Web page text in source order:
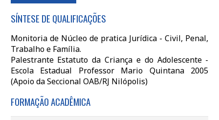
SÍNTESE DE QUALIFICAÇÕES
Monitoria de Núcleo de pratica Jurídica - Civil, Penal,
Trabalho e Família.
Palestrante Estatuto da Criança e do Adolescente -
Escola Estadual Professor Mario Quintana 2005
(Apoio da Seccional OAB/RJ Nilópolis)
FORMAÇÃO ACADÊMICA